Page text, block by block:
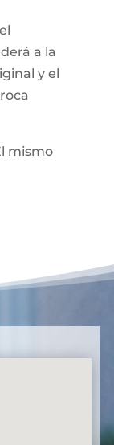
a la
y el
mismo